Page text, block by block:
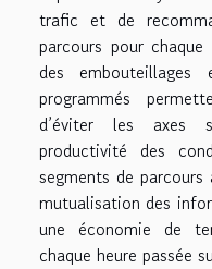
trafic et de
parcours pour chaque
des
programmés
d’éviter les axes
productivité des
segments de
mutualisation des
une économie de
chaque heure passée